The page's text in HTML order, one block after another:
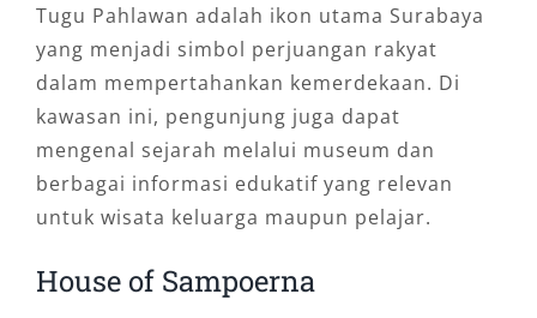
Tugu Pahlawan adalah ikon utama Surabaya
yang menjadi simbol perjuangan rakyat
dalam mempertahankan kemerdekaan. Di
kawasan ini, pengunjung juga dapat
mengenal sejarah melalui museum dan
berbagai informasi edukatif yang relevan
untuk wisata keluarga maupun pelajar.
House of Sampoerna